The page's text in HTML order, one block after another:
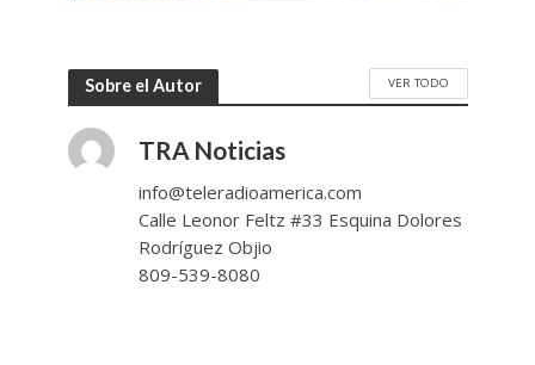
Sobre el Autor VER TODO
TRA Noticias
info@teleradioamerica.com
Calle Leonor Feltz #33 Esquina Dolores
Rodríguez Objio
809-539-8080